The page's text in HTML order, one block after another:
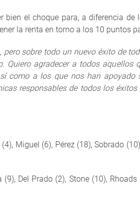
bien el choque para, a diferencia
la renta en torno a los 10 puntos
pero sobre todo un nuevo éxito de
Quiero agradecer a todos
como a los que nos han apoyado
responsables de todos los
(4), Miguel (6), Pérez (18), Sobrado
(9), Del Prado (2), Stone (10),